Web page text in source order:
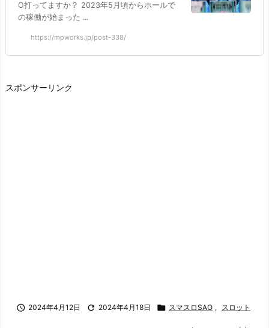
O打ってますか？ 2023年5月頃からホールで
の稼働が始まった ...
https://mpworks.jp/post-338/
スポンサーリンク
 2024年4月12日  2024年4月18日  スマスロSAO , スロット